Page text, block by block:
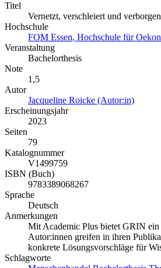
Titel
Vernetzt, verschleiert und
Hochschule
FOM Essen, Hochschule für
Veranstaltung
Bachelorthesis
Note
1,5
Autor
Jacqueline Roicke (Autor:in)
Erscheinungsjahr
2023
Seiten
79
Katalognummer
V1499759
ISBN (Buch)
9783389068267
Sprache
Deutsch
Anmerkungen
Mit Academic Plus bietet GRIN ein
Autor:innen greifen in ihren
konkrete Lösungsvorschläge für
Schlagworte